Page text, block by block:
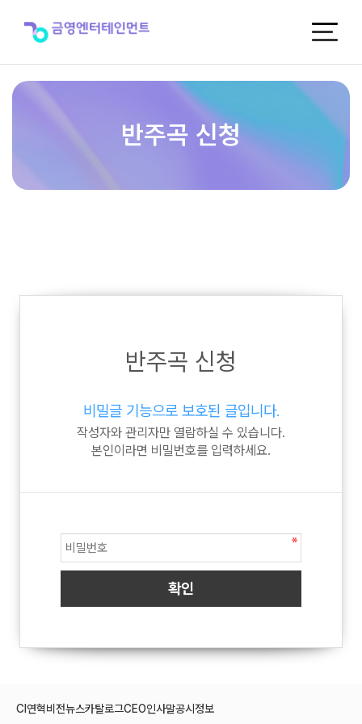
반주곡 신청
반주곡 신청
비밀글 기능으로 보호된 글입니다.
작성자와 관리자만 열람하실 수 있습니다.
본인이라면 비밀번호를 입력하세요.
CI 연혁비전뉴스카탈로그CEO인사말공시정보